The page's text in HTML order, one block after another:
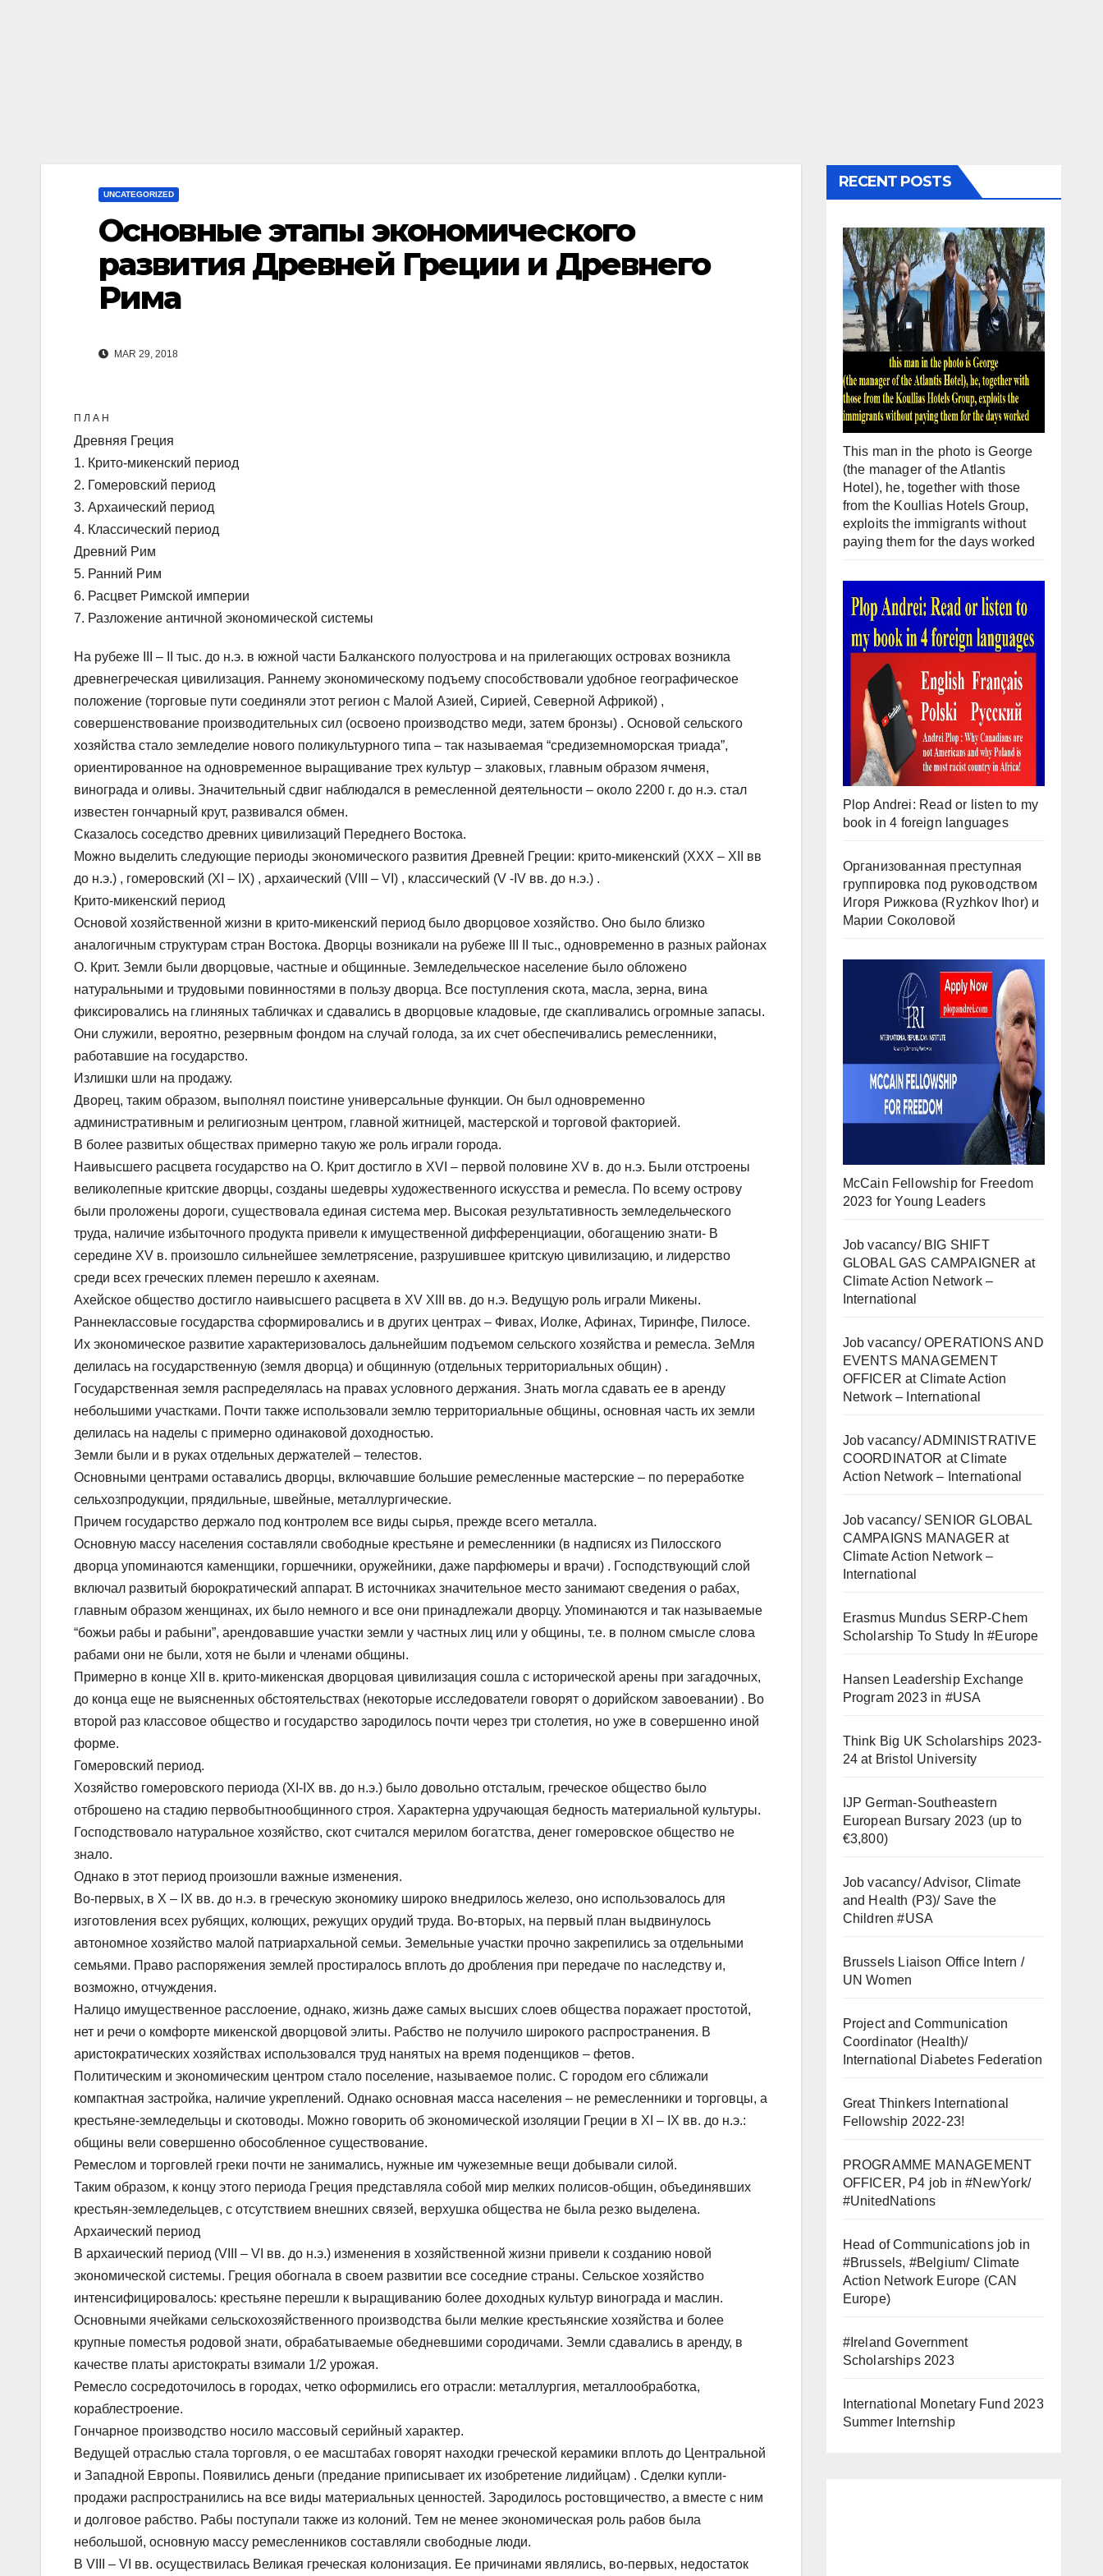
UNCATEGORIZED
Основные этапы экономического
развития Древней Греции и Древнего
Рима
MAR 29, 2018
П Л А Н
Древняя Греция
1. Крито-микенский период
2. Гомеровский период
3. Архаический период
4. Классический период
Древний Рим
5. Ранний Рим
6. Расцвет Римской империи
7. Разложение античной экономической системы
На рубеже III – II тыс. до н.э. в южной части Балканского полуострова и на прилегающих островах возникла
древнегреческая цивилизация. Раннему экономическому подъему способствовали удобное географическое
положение (торговые пути соединяли этот регион с Малой Азией, Сирией, Северной Африкой) ,
совершенствование производительных сил (освоено производство меди, затем бронзы) . Основой сельского
хозяйства стало земледелие нового поликультурного типа – так называемая “средиземноморская триада”,
ориентированное на одновременное выращивание трех культур – злаковых, главным образом ячменя,
винограда и оливы. Значительный сдвиг наблюдался в ремесленной деятельности – около 2200 г. до н.э. стал
известен гончарный крут, развивался обмен.
Сказалось соседство древних цивилизаций Переднего Востока.
Можно выделить следующие периоды экономического развития Древней Греции: крито-микенский (XXX – XII вв
до н.э.) , гомеровский (XI – IX) , архаический (VIII – VI) , классический (V -IV вв. до н.э.) .
Крито-микенский период
Основой хозяйственной жизни в крито-микенский период было дворцовое хозяйство. Оно было близко
аналогичным структурам стран Востока. Дворцы возникали на рубеже III II тыс., одновременно в разных районах
О. Крит. Земли были дворцовые, частные и общинные. Земледельческое население было обложено
натуральными и трудовыми повинностями в пользу дворца. Все поступления скота, масла, зерна, вина
фиксировались на глиняных табличках и сдавались в дворцовые кладовые, где скапливались огромные запасы.
Они служили, вероятно, резервным фондом на случай голода, за их счет обеспечивались ремесленники,
работавшие на государство.
Излишки шли на продажу.
Дворец, таким образом, выполнял поистине универсальные функции. Он был одновременно
административным и религиозным центром, главной житницей, мастерской и торговой факторией.
В более развитых обществах примерно такую же роль играли города.
Наивысшего расцвета государство на О. Крит достигло в XVI – первой половине XV в. до н.э. Были отстроены
великолепные критские дворцы, созданы шедевры художественного искусства и ремесла. По всему острову
были проложены дороги, существовала единая система мер. Высокая результативность земледельческого
труда, наличие избыточного продукта привели к имущественной дифференциации, обогащению знати- В
середине XV в. произошло сильнейшее землетрясение, разрушившее критскую цивилизацию, и лидерство
среди всех греческих племен перешло к ахеянам.
Ахейское общество достигло наивысшего расцвета в XV XIII вв. до н.э. Ведущую роль играли Микены.
Раннеклассовые государства сформировались и в других центрах – Фивах, Иолке, Афинах, Тиринфе, Пилосе.
Их экономическое развитие характеризовалось дальнейшим подъемом сельского хозяйства и ремесла. ЗеМля
делилась на государственную (земля дворца) и общинную (отдельных территориальных общин) .
Государственная земля распределялась на правах условного держания. Знать могла сдавать ее в аренду
небольшими участками. Почти также использовали землю территориальные общины, основная часть их земли
делилась на наделы с примерно одинаковой доходностью.
Земли были и в руках отдельных держателей – телестов.
Основными центрами оставались дворцы, включавшие большие ремесленные мастерские – по переработке
сельхозпродукции, прядильные, швейные, металлургические.
Причем государство держало под контролем все виды сырья, прежде всего металла.
Основную массу населения составляли свободные крестьяне и ремесленники (в надписях из Пилосского
дворца упоминаются каменщики, горшечники, оружейники, даже парфюмеры и врачи) . Господствующий слой
включал развитый бюрократический аппарат. В источниках значительное место занимают сведения о рабах,
главным образом женщинах, их было немного и все они принадлежали дворцу. Упоминаются и так называемые
“божьи рабы и рабыни”, арендовавшие участки земли у частных лиц или у общины, т.е. в полном смысле слова
рабами они не были, хотя не были и членами общины.
Примерно в конце XII в. крито-микенская дворцовая цивилизация сошла с исторической арены при загадочных,
до конца еще не выясненных обстоятельствах (некоторые исследователи говорят о дорийском завоевании) . Во
второй раз классовое общество и государство зародилось почти через три столетия, но уже в совершенно иной
форме.
Гомеровский период.
Хозяйство гомеровского периода (XI-IX вв. до н.э.) было довольно отсталым, греческое общество было
отброшено на стадию первобытнообщинного строя. Характерна удручающая бедность материальной культуры.
Господствовало натуральное хозяйство, скот считался мерилом богатства, денег гомеровское общество не
знало.
Однако в этот период произошли важные изменения.
Во-первых, в Х – IX вв. до н.э. в греческую экономику широко внедрилось железо, оно использовалось для
изготовления всех рубящих, колющих, режущих орудий труда. Во-вторых, на первый план выдвинулось
автономное хозяйство малой патриархальной семьи. Земельные участки прочно закрепились за отдельными
семьями. Право распоряжения землей простиралось вплоть до дробления при передаче по наследству и,
возможно, отчуждения.
Налицо имущественное расслоение, однако, жизнь даже самых высших слоев общества поражает простотой,
нет и речи о комфорте микенской дворцовой элиты. Рабство не получило широкого распространения. В
аристократических хозяйствах использовался труд нанятых на время поденщиков – фетов.
Политическим и экономическим центром стало поселение, называемое полис. С городом его сближали
компактная застройка, наличие укреплений. Однако основная масса населения – не ремесленники и торговцы, а
крестьяне-земледельцы и скотоводы. Можно говорить об экономической изоляции Греции в XI – IX вв. до н.э.:
общины вели совершенно обособленное существование.
Ремеслом и торговлей греки почти не занимались, нужные им чужеземные вещи добывали силой.
Таким образом, к концу этого периода Греция представляла собой мир мелких полисов-общин, объединявших
крестьян-земледельцев, с отсутствием внешних связей, верхушка общества не была резко выделена.
Архаический период
В архаический период (VIII – VI вв. до н.э.) изменения в хозяйственной жизни привели к созданию новой
экономической системы. Греция обогнала в своем развитии все соседние страны. Сельское хозяйство
интенсифицировалось: крестьяне перешли к выращиванию более доходных культур винограда и маслин.
Основными ячейками сельскохозяйственного производства были мелкие крестьянские хозяйства и более
крупные поместья родовой знати, обрабатываемые обедневшими сородичами. Земли сдавались в аренду, в
качестве платы аристократы взимали 1/2 урожая.
Ремесло сосредоточилось в городах, четко оформились его отрасли: металлургия, металлообработка,
кораблестроение.
Гончарное производство носило массовый серийный характер.
Ведущей отраслью стала торговля, о ее масштабах говорят находки греческой керамики вплоть до Центральной
и Западной Европы. Появились деньги (предание приписывает их изобретение лидийцам) . Сделки купли-
продажи распространились на все виды материальных ценностей. Зародилось ростовщичество, а вместе с ним
и долговое рабство. Рабы поступали также из колоний. Тем не менее экономическая роль рабов была
небольшой, основную массу ремесленников составляли свободные люди.
В VIII – VI вв. осуществилась Великая греческая колонизация. Ее причинами являлись, во-первых, недостаток
RECENT POSTS
This man in the photo is George
(the manager of the Atlantis
Hotel), he, together with those
from the Koullias Hotels Group,
exploits the immigrants without
paying them for the days worked
Plop Andrei: Read or listen to my
book in 4 foreign languages
Организованная преступная
группировка под руководством
Игоря Рижкова (Ryzhkov Ihor) и
Марии Соколовой
McCain Fellowship for Freedom
2023 for Young Leaders
Job vacancy/ BIG SHIFT
GLOBAL GAS CAMPAIGNER at
Climate Action Network –
International
Job vacancy/ OPERATIONS AND
EVENTS MANAGEMENT
OFFICER at Climate Action
Network – International
Job vacancy/ ADMINISTRATIVE
COORDINATOR at Climate
Action Network – International
Job vacancy/ SENIOR GLOBAL
CAMPAIGNS MANAGER at
Climate Action Network –
International
Erasmus Mundus SERP-Chem
Scholarship To Study In #Europe
Hansen Leadership Exchange
Program 2023 in #USA
Think Big UK Scholarships 2023-
24 at Bristol University
IJP German-Southeastern
European Bursary 2023 (up to
€3,800)
Job vacancy/ Advisor, Climate
and Health (P3)/ Save the
Children #USA
Brussels Liaison Office Intern /
UN Women
Project and Communication
Coordinator (Health)/
International Diabetes Federation
Great Thinkers International
Fellowship 2022-23!
PROGRAMME MANAGEMENT
OFFICER, P4 job in #NewYork/
#UnitedNations
Head of Communications job in
#Brussels, #Belgium/ Climate
Action Network Europe (CAN
Europe)
#Ireland Government
Scholarships 2023
International Monetary Fund 2023
Summer Internship